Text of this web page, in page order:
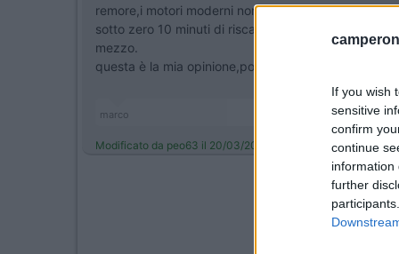
If you wish
sensitive
confirm
continue
information
further
remore,i motori moderni non necessitano del
sotto zero 10 minuti di riscaldamento lo
mezzo.
questa è la mia opinione,poi ognuno faccia come
marco
Modificato da peo63 il 20/03/2018 alle 09:00:29